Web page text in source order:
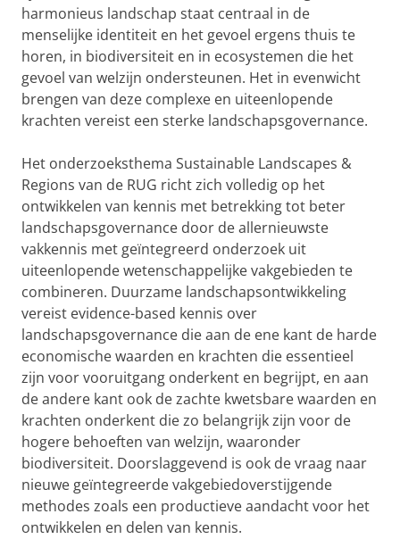
harmonieus landschap staat centraal in de
menselijke identiteit en het gevoel ergens thuis te
horen, in biodiversiteit en in ecosystemen die het
gevoel van welzijn ondersteunen. Het in evenwicht
brengen van deze complexe en uiteenlopende
krachten vereist een sterke landschapsgovernance.
Het onderzoeksthema Sustainable Landscapes &
Regions van de RUG richt zich volledig op het
ontwikkelen van kennis met betrekking tot beter
landschapsgovernance door de allernieuwste
vakkennis met geïntegreerd onderzoek uit
uiteenlopende wetenschappelijke vakgebieden te
combineren. Duurzame landschapsontwikkeling
vereist evidence-based kennis over
landschapsgovernance die aan de ene kant de harde
economische waarden en krachten die essentieel
zijn voor vooruitgang onderkent en begrijpt, en aan
de andere kant ook de zachte kwetsbare waarden en
krachten onderkent die zo belangrijk zijn voor de
hogere behoeften van welzijn, waaronder
biodiversiteit. Doorslaggevend is ook de vraag naar
nieuwe geïntegreerde vakgebiedoverstijgende
methodes zoals een productieve aandacht voor het
ontwikkelen en delen van kennis.